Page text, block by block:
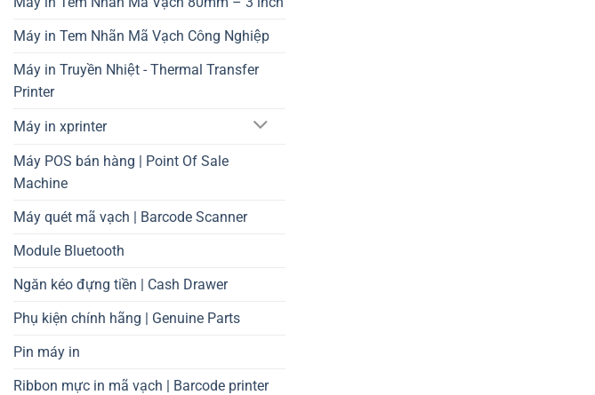
Máy in Tem Nhãn Mã Vạch Công Nghiệp
Máy in Truyền Nhiệt - Thermal Transfer
Printer
Máy in xprinter
Máy POS bán hàng | Point Of Sale
Machine
Máy quét mã vạch | Barcode Scanner
Module Bluetooth
Ngăn kéo đựng tiền | Cash Drawer
Phụ kiện chính hãng | Genuine Parts
Pin máy in
Ribbon mực in mã vạch | Barcode printer